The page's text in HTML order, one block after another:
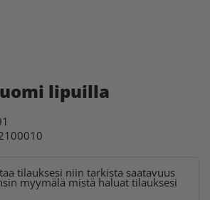
lipuilla
tilauksesi niin tarkista saatavuus
myymälä mistä haluat tilauksesi